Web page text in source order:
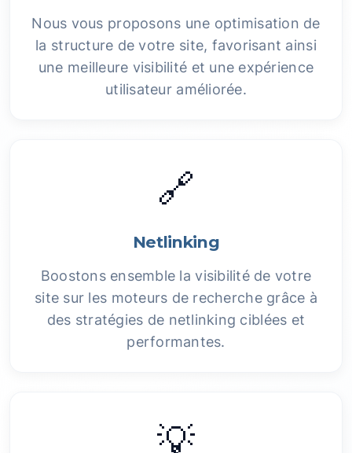
Nous vous proposons une optimisation de
la structure de votre site, favorisant ainsi
une meilleure visibilité et une expérience
utilisateur améliorée.
🔗
Netlinking
Boostons ensemble la visibilité de votre
site sur les moteurs de recherche grâce à
des stratégies de netlinking ciblées et
performantes.
💡